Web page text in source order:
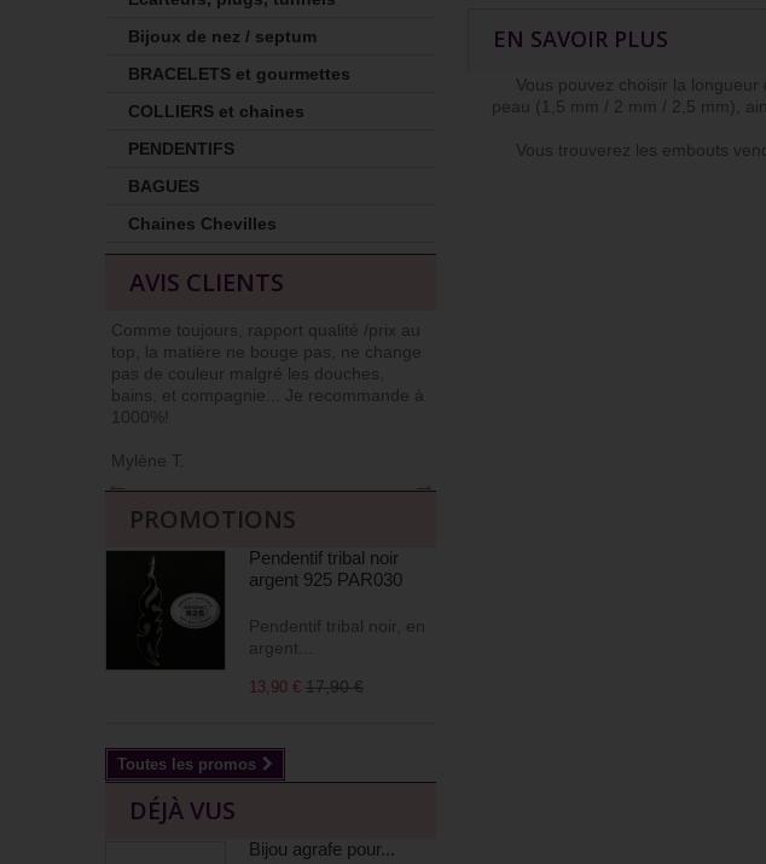
Bijoux de nez / septum
BRACELETS et gourmettes
COLLIERS et chaines
PENDENTIFS
BAGUES
Chaines Chevilles
AVIS CLIENTS
Comme toujours, rapport qualité /prix au
top, la matière ne bouge pas, ne change
pas de couleur malgré les douches,
bains, et compagnie... Je recommande à
1000%!
Mylène T.
→
←
PROMOTIONS
Pendentif tribal noir
argent 925 PAR030
Pendentif tribal noir, en
argent...
13,90 € 17,90 €
Toutes les promos
DÉJÀ VUS
Bijou agrafe pour...
EN SAVOIR PLUS
Vous pouvez choisir la longueur
peau (1,5 mm / 2 mm / 2,5 mm),
Vous trouverez les embouts